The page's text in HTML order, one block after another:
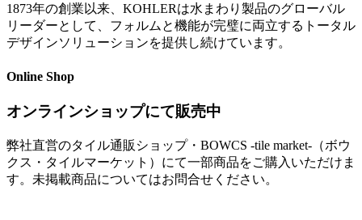
1873年の創業以来、KOHLERは水まわり製品のグローバル
リーダーとして、フォルムと機能が完璧に両立するトータル
デザインソリューションを提供し続けています。
Online Shop
オンラインショップにて販売中
弊社直営のタイル通販ショップ・BOWCS -tile market-（ボウ
クス・タイルマーケット）にて一部商品をご購入いただけま
す。未掲載商品についてはお問合せください。